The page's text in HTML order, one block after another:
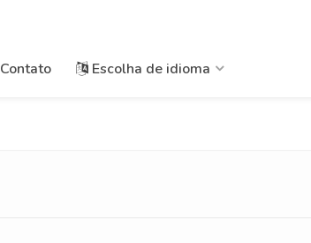
Contato Escolha de idioma